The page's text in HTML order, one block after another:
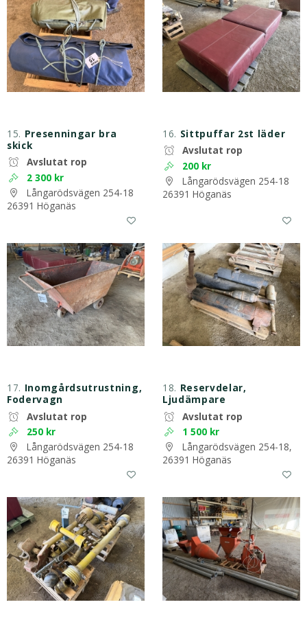
15. Presenningar bra
skick
Avslutat rop
2 300 kr
Långarödsvägen 254-18
26391 Höganäs
16. Sittpuffar 2st läder
Avslutat rop
200 kr
Långarödsvägen 254-18
26391 Höganäs
17. Inomgårdsutrustning,
Fodervagn
Avslutat rop
250 kr
Långarödsvägen 254-18
26391 Höganäs
18. Reservdelar,
Ljudämpare
Avslutat rop
1 500 kr
Långarödsvägen 254-18,
26391 Höganäs